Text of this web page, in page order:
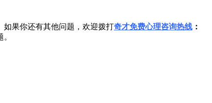
果你还有其他问题，欢迎拨打奇才免费心理咨询热线 ：